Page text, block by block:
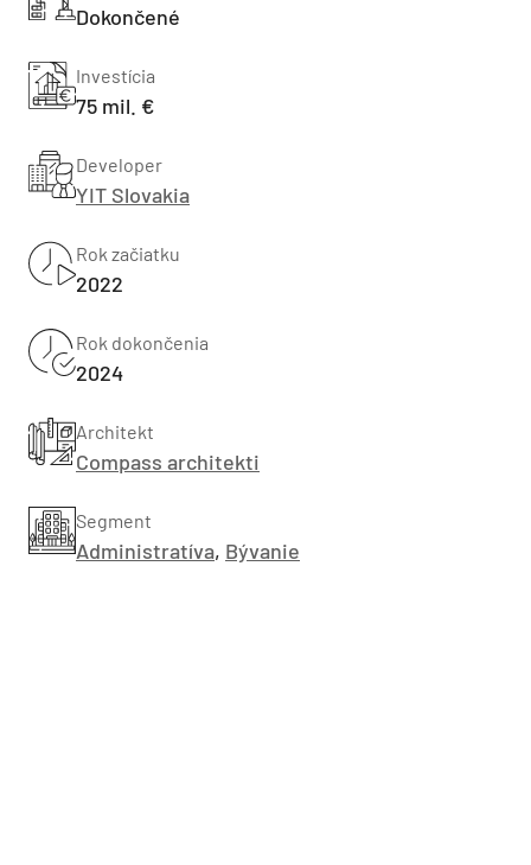
Dokončené
Investícia
75 mil. €
Developer
YIT Slovakia
Rok začiatku
2022
Rok dokončenia
2024
Architekt
Compass architekti
Segment
Administratíva, Bývanie